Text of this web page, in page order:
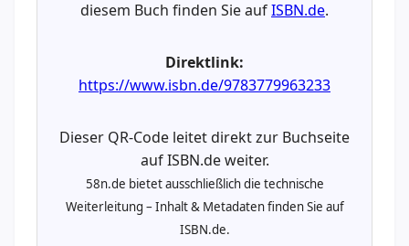
diesem Buch finden Sie aufISBN.de.
Direktlink:
https://www.isbn.de/9783779963233
Dieser QR-Code leitet direkt zur Buchseite
auf ISBN.de weiter.
58n.de bietet ausschließlich die technische
Weiterleitung – Inhalt & Metadaten finden Sie auf
ISBN.de.